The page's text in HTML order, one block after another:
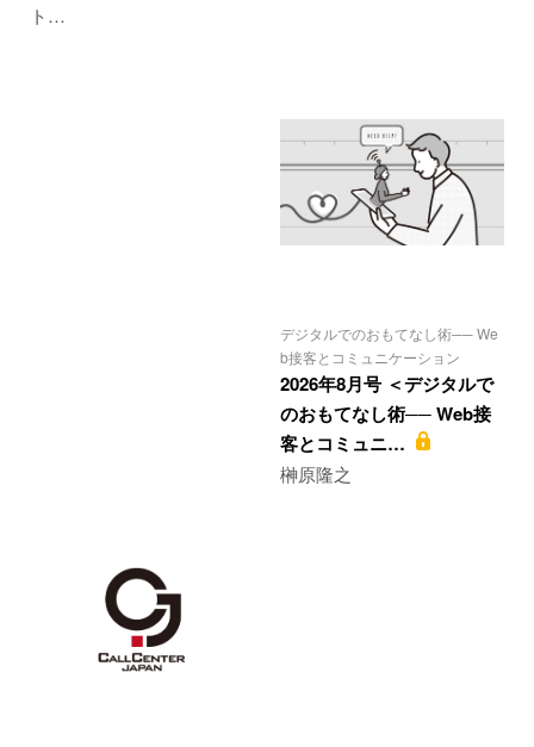
ト…
デジタルでのおもてなし術── We
b接客とコミュニケーション
2026年8月号 ＜デジタルで
のおもてなし術── Web接
客とコミュニ…
榊原隆之